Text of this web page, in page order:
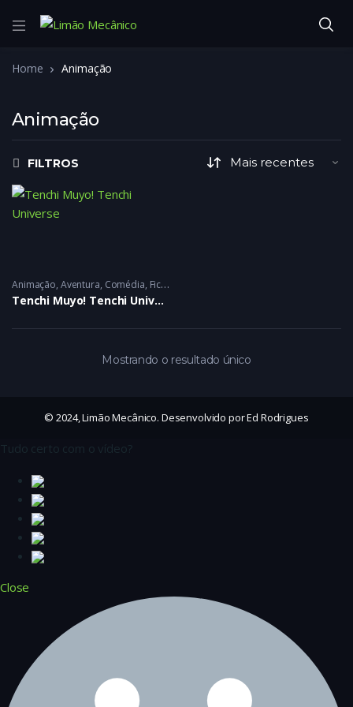
Home Animação
Animação
FILTROS
Animação, Aventura, Comédia, Ficção Científica
Tenchi Muyo! Tenchi Universe
Mostrando o resultado único
© 2024, Limão Mecânico. Desenvolvido por Ed Rodrigues
Tudo certo com o vídeo?
Close